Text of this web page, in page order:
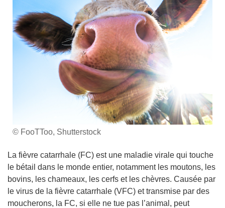
© FooTToo, Shutterstock
La fièvre catarrhale (FC) est une maladie virale qui touche
le bétail dans le monde entier, notamment les moutons, les
bovins, les chameaux, les cerfs et les chèvres. Causée par
le virus de la fièvre catarrhale (VFC) et transmise par des
moucherons, la FC, si elle ne tue pas l’animal, peut